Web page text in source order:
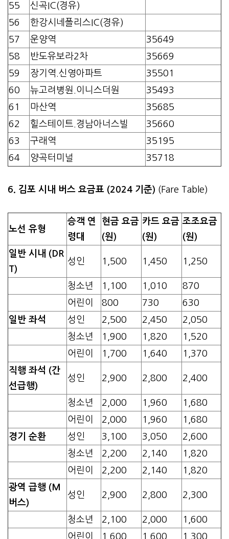
55
신곡IC(경유)
56
한강시네폴리스IC(경유)
57
운양역
35649
58
반도유보라2차
35669
59
장기역.신영아파트
35501
60
뉴고려병원.이니스더원
35493
61
마산역
35685
62
힐스테이트.경남아너스빌
35660
63
구래역
35195
64
양곡터미널 35718
6. 김포 시내 버스 요금표 (2024 기준) (Fare Table)
노선 유형
승객 연
령대
현금 요금
(원)
카드 요금
(원)
조조요금
(원)
일반 시내 (DR
T)
성인 1,500 1,450 1,250
청소년 1,100 1,010
870
어린이
800 730
630
일반 좌석
성인 2,500 2,450
2,050
청소년
1,900 1,820
1,520
어린이
1,700 1,640
1,370
직행 좌석 (간
선급행)
성인 2,900 2,800 2,400
청소년 2,000 1,960
1,680
어린이
2,000 1,960
1,680
경기 순환
성인 3,100 3,050
2,600
청소년
2,200 2,140
1,820
어린이
2,200 2,140
1,820
광역 급행 (M
버스)
성인 2,900 2,800 2,300
청소년 2,100 2,000
1,600
어린이
1,600 1,600 1,300